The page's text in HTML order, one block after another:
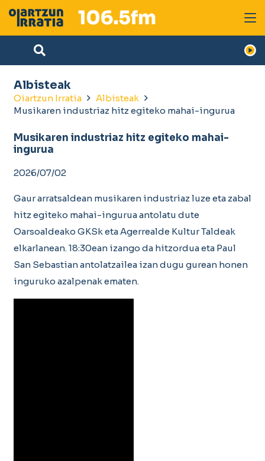
Albisteak
Oiartzun Irratia
Albisteak
Musikaren industriaz hitz egiteko mahai-ingurua
Musikaren industriaz hitz egiteko mahai-
ingurua
2026/07/02
Gaur arratsaldean musikaren industriaz luze eta zabal
hitz egiteko mahai-ingurua antolatu dute
Oarsoaldeako GKSk eta Agerrealde Kultur Taldeak
elkarlanean. 18:30ean izango da hitzordua eta Paul
San Sebastian antolatzailea izan dugu gurean honen
inguruko azalpenak ematen.